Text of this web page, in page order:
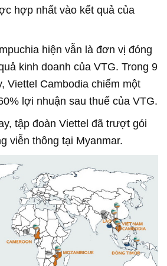
hợp nhất vào kết quả của
hiện vẫn là đơn vị đóng
kinh doanh của VTG. Trong 9
Viettel Cambodia chiếm một
lợi nhuận sau thuế của VTG.
tập đoàn Viettel đã trượt gói
viễn thông tại Myanmar.